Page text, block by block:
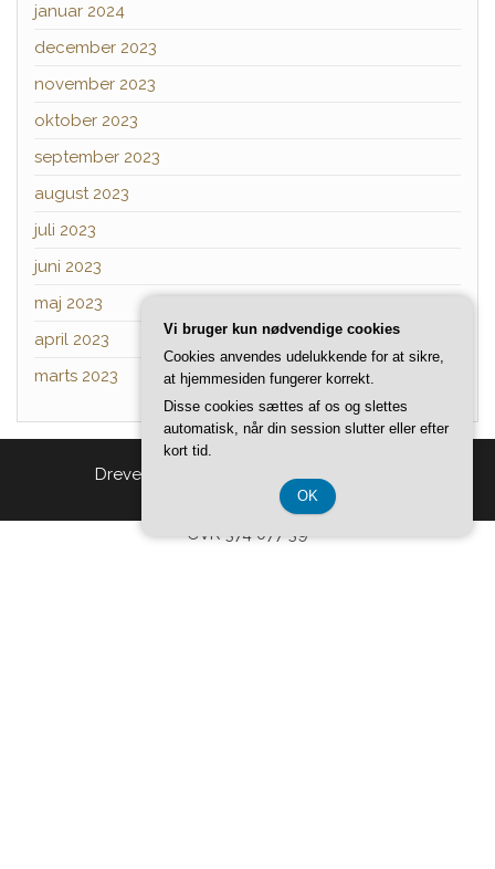
januar 2024
december 2023
november 2023
oktober 2023
september 2023
august 2023
juli 2023
juni 2023
maj 2023
april 2023
marts 2023
Drevet af Tema:Head Blog
CVR 374 077 39
Vi bruger kun nødvendige cookies
Cookies anvendes udelukkende for at sikre,
at hjemmesiden fungerer korrekt.
Disse cookies sættes af os og slettes
automatisk, når din session slutter eller efter
kort tid.
OK